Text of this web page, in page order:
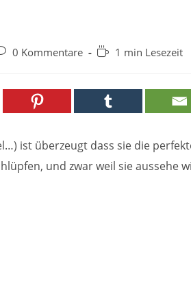
0 Kommentare Lesedauer:
1 min Lesezeit
ist überzeugt dass sie die
und zwar weil sie aussehe